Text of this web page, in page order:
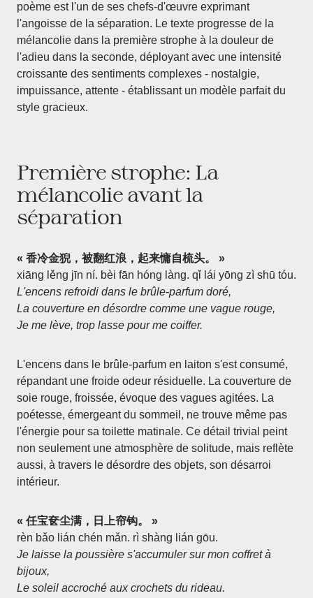
poème est l'un de ses chefs-d'œuvre exprimant
l'angoisse de la séparation. Le texte progresse de la
mélancolie dans la première strophe à la douleur de
l'adieu dans la seconde, déployant avec une intensité
croissante des sentiments complexes - nostalgie,
impuissance, attente - établissant un modèle parfait du
style gracieux.
Première strophe: La
mélancolie avant la
séparation
« 香冷金猊，被翻红浪，起来慵自梳头。 »
xiāng lěng jīn ní. bèi fān hóng làng. qǐ lái yōng zì shū tóu.
L'encens refroidi dans le brûle-parfum doré,
La couverture en désordre comme une vague rouge,
Je me lève, trop lasse pour me coiffer.
L'encens dans le brûle-parfum en laiton s'est consumé,
répandant une froide odeur résiduelle. La couverture de
soie rouge, froissée, évoque des vagues agitées. La
poétesse, émergeant du sommeil, ne trouve même pas
l'énergie pour sa toilette matinale. Ce détail trivial peint
non seulement une atmosphère de solitude, mais reflète
aussi, à travers le désordre des objets, son désarroi
intérieur.
« 任宝奁尘满，日上帘钩。 »
rèn bǎo lián chén mǎn. rì shàng lián gōu.
Je laisse la poussière s'accumuler sur mon coffret à
bijoux,
Le soleil accroché aux crochets du rideau.